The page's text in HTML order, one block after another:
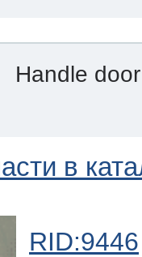
Handle
в
RID:9446